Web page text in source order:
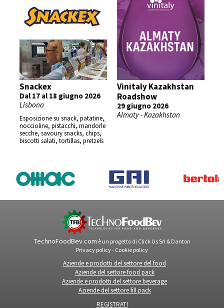
Snackex
Dal 17 al 18 giugno 2026
Lisbona
Esposizione su snack, patatine,
noccioline, pistacchi, mandorle
secche, savoury snacks, chips,
biscotti salati, tortillas, pretzels
Vinitaly Kazakhstan
Roadshow
29 giugno 2026
Almaty - Kazakhstan
TechnoFoodBev.com è un progetto di Click Us Srl & Danton
Privacy policy- Cookie policy
Aziende e prodotti del settore del food
Aziende del settore food pack
Aziende e prodotti del settore beverage
Aziende del settore fill pack
REGISTRATI